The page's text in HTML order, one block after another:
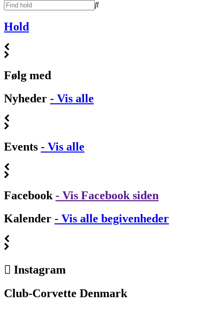
Hold
Følg med
Nyheder - Vis alle
Events - Vis alle
Facebook - Vis Facebook siden
Kalender - Vis alle begivenheder
Instagram
Club-Corvette Denmark